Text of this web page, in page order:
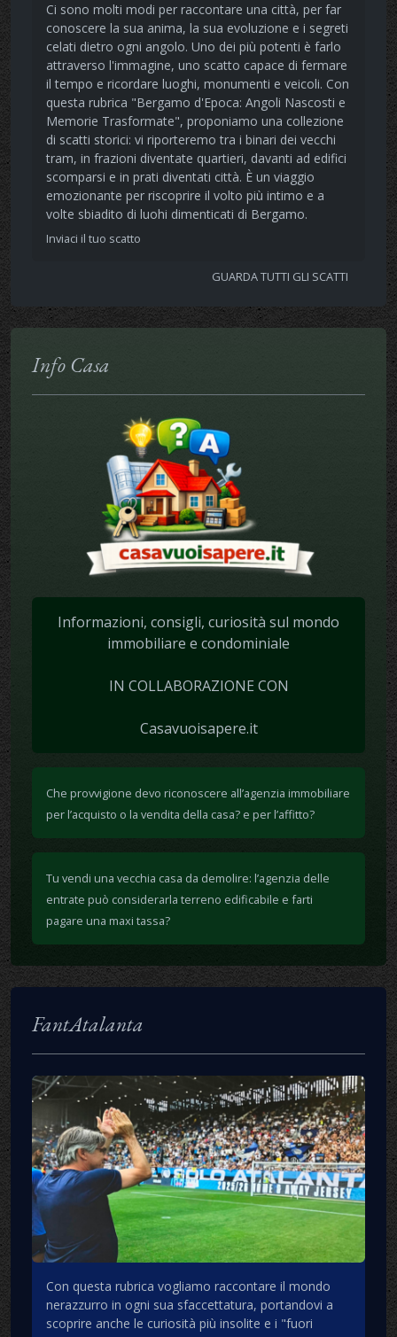
Ci sono molti modi per raccontare una città, per far
conoscere la sua anima, la sua evoluzione e i segreti
celati dietro ogni angolo. Uno dei più potenti è farlo
attraverso l'immagine, uno scatto capace di fermare
il tempo e ricordare luoghi, monumenti e veicoli. Con
questa rubrica "Bergamo d'Epoca: Angoli Nascosti e
Memorie Trasformate", proponiamo una collezione
di scatti storici: vi riporteremo tra i binari dei vecchi
tram, in frazioni diventate quartieri, davanti ad edifici
scomparsi e in prati diventati città. È un viaggio
emozionante per riscoprire il volto più intimo e a
volte sbiadito di luohi dimenticati di Bergamo.
Inviaci il tuo scatto
GUARDA TUTTI GLI SCATTI
Info Casa
Informazioni, consigli, curiosità sul mondo
immobiliare e condominiale
IN COLLABORAZIONE CON
Casavuoisapere.it
Che provvigione devo riconoscere all’agenzia immobiliare
per l’acquisto o la vendita della casa? e per l’affitto?
Tu vendi una vecchia casa da demolire: l’agenzia delle
entrate può considerarla terreno edificabile e farti
pagare una maxi tassa?
FantAtalanta
Con questa rubrica vogliamo raccontare il mondo
nerazzurro in ogni sua sfaccettatura, portandovi a
scoprire anche le curiosità più insolite e i "fuori